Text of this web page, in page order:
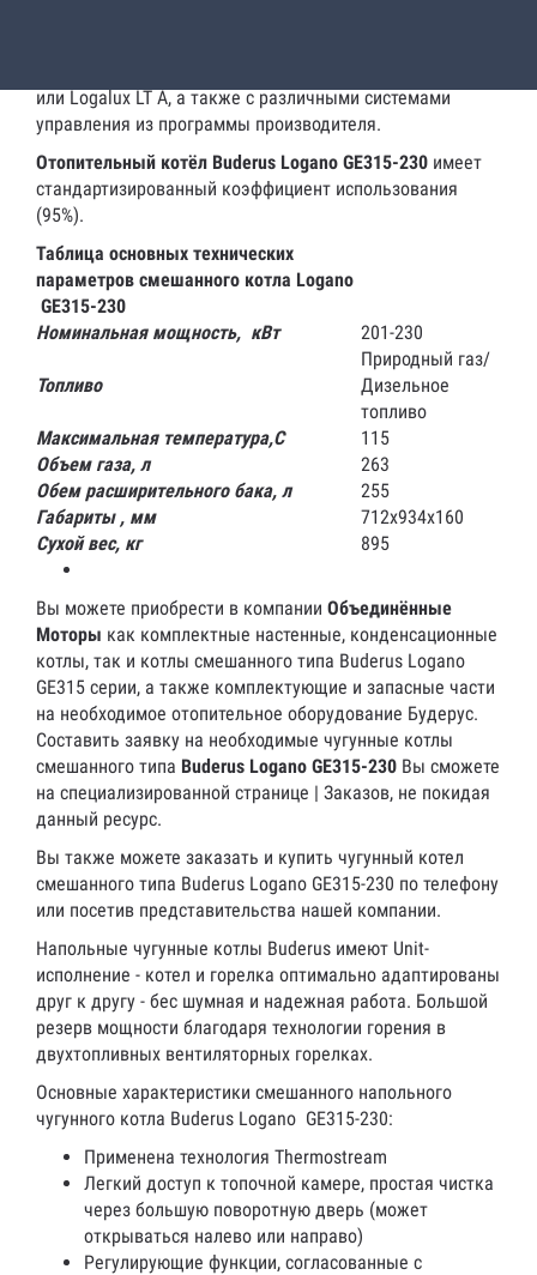
или Logalux LT A, а также с различными системами
управления из программы производителя.
Отопительный котёл Buderus Logano GE315-230 имеет
стандартизированный коэффициент использования
(95%).
Таблица основных технических
параметров смешанного котла Logano
GE315-230
Номинальная мощность, кВт
201-230
Топливо
Природный газ/
Дизельное
топливо
Максимальная температура,С
115
Объем газа, л
263
Обем расширительного бака, л
255
Габариты , мм
712х934х160
Сухой вес, кг
895
Вы можете приобрести в компании Объединённые
Моторы как комплектные настенные, конденсационные
котлы, так и котлы смешанного типа Buderus Logano
GE315 серии, а также комплектующие и запасные части
на необходимое отопительное оборудование Будерус.
Составить заявку на необходимые чугунные котлы
смешанного типа Buderus Logano GE315-230 Вы сможете
на специализированной странице | Заказов, не покидая
данный ресурс.
Вы также можете заказать и купить чугунный котел
смешанного типа Buderus Logano GE315-230 по телефону
или посетив представительства нашей компании.
Напольные чугунные котлы Buderus имеют Unit-
исполнение - котел и горелка оптимально адаптированы
друг к другу - бес шумная и надежная работа. Большой
резерв мощности благодаря технологии горения в
двухтопливных вентиляторных горелках.
Основные характеристики смешанного напольного
чугунного котла Buderus Logano GE315-230:
Применена технология Thermostream
Легкий доступ к топочной камере, простая чистка
через большую поворотную дверь (может
открываться налево или направо)
Регулирующие функции, согласованные с